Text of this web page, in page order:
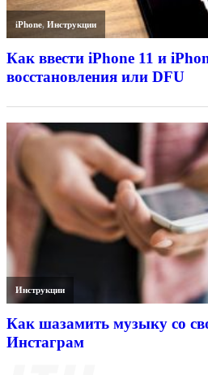
iPhone,Инструкции
Как ввести iPhone 11 и
восстановления или DFU
Инструкции
Как шазамить музыку со
Инстаграм